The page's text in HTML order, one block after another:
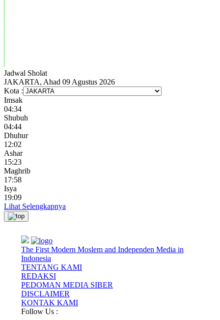
Jadwal Sholat
JAKARTA, Ahad 09 Agustus 2026
Kota :
Imsak
04:34
Shubuh
04:44
Dhuhur
12:02
Ashar
15:23
Maghrib
17:58
Isya
19:09
Lihat Selengkapnya
The First Modern Moslem and Independen Media in
Indonesia
TENTANG KAMI
REDAKSI
PEDOMAN MEDIA SIBER
DISCLAIMER
KONTAK KAMI
Follow Us :